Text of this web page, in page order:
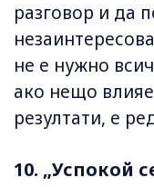
разговор и да
не е нужно
ако нещо
резултати, е
10. „Успокой